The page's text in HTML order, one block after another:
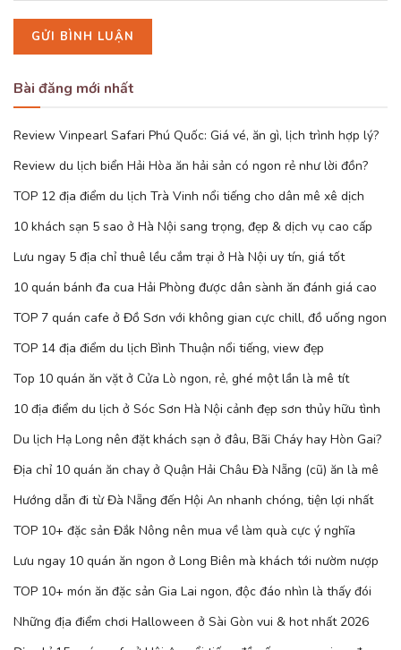
Bài đăng mới nhất
Review Vinpearl Safari Phú Quốc: Giá vé, ăn gì, lịch trình hợp lý?
Review du lịch biển Hải Hòa ăn hải sản có ngon rẻ như lời đồn?
TOP 12 địa điểm du lịch Trà Vinh nổi tiếng cho dân mê xê dịch
10 khách sạn 5 sao ở Hà Nội sang trọng, đẹp & dịch vụ cao cấp
Lưu ngay 5 địa chỉ thuê lều cắm trại ở Hà Nội uy tín, giá tốt
10 quán bánh đa cua Hải Phòng được dân sành ăn đánh giá cao
TOP 7 quán cafe ở Đồ Sơn với không gian cực chill, đồ uống ngon
TOP 14 địa điểm du lịch Bình Thuận nổi tiếng, view đẹp
Top 10 quán ăn vặt ở Cửa Lò ngon, rẻ, ghé một lần là mê tít
10 địa điểm du lịch ở Sóc Sơn Hà Nội cảnh đẹp sơn thủy hữu tình
Du lịch Hạ Long nên đặt khách sạn ở đâu, Bãi Cháy hay Hòn Gai?
Địa chỉ 10 quán ăn chay ở Quận Hải Châu Đà Nẵng (cũ) ăn là mê
Hướng dẫn đi từ Đà Nẵng đến Hội An nhanh chóng, tiện lợi nhất
TOP 10+ đặc sản Đắk Nông nên mua về làm quà cực ý nghĩa
Lưu ngay 10 quán ăn ngon ở Long Biên mà khách tới nườm nượp
TOP 10+ món ăn đặc sản Gia Lai ngon, độc đáo nhìn là thấy đói
Những địa điểm chơi Halloween ở Sài Gòn vui & hot nhất 2026